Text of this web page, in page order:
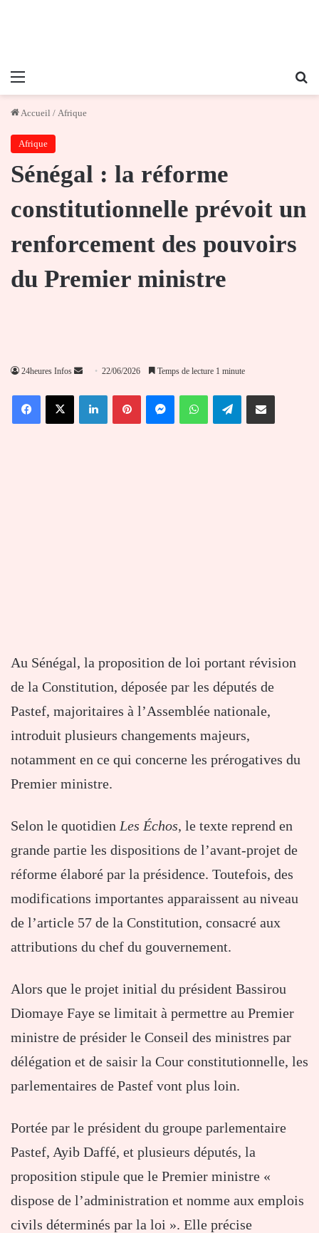
Menu
Accueil / Afrique
Afrique
Sénégal : la réforme
constitutionnelle prévoit un
renforcement des pouvoirs
du Premier ministre
24heures Infos
Envoyer
courriel
22/06/2026 Temps de lecture 1 minute
FacebookX LinkedinPinterestMessengerWhatsAppTelegramPartager par email
Au Sénégal, la proposition de loi portant révision
de la Constitution, déposée par les députés de
Pastef, majoritaires à l’Assemblée nationale,
introduit plusieurs changements majeurs,
notamment en ce qui concerne les prérogatives du
Premier ministre.
Selon le quotidien Les Échos, le texte reprend en
grande partie les dispositions de l’avant-projet de
réforme élaboré par la présidence. Toutefois, des
modifications importantes apparaissent au niveau
de l’article 57 de la Constitution, consacré aux
attributions du chef du gouvernement.
Alors que le projet initial du président Bassirou
Diomaye Faye se limitait à permettre au Premier
ministre de présider le Conseil des ministres par
délégation et de saisir la Cour constitutionnelle, les
parlementaires de Pastef vont plus loin.
Portée par le président du groupe parlementaire
Pastef, Ayib Daffé, et plusieurs députés, la
proposition stipule que le Premier ministre «
dispose de l’administration et nomme aux emplois
civils déterminés par la loi ». Elle précise